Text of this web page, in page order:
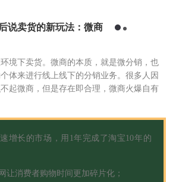
说卖货的新玩法：微商
境下卖货。微商的本质，就是微分销，也
体来进行线上线下的分销业务。很多人因
起微商，但是存在即合理，微商火爆自有
增长的市场，用1年完成了淘宝10年的
让消费者购物时间更加碎片化；